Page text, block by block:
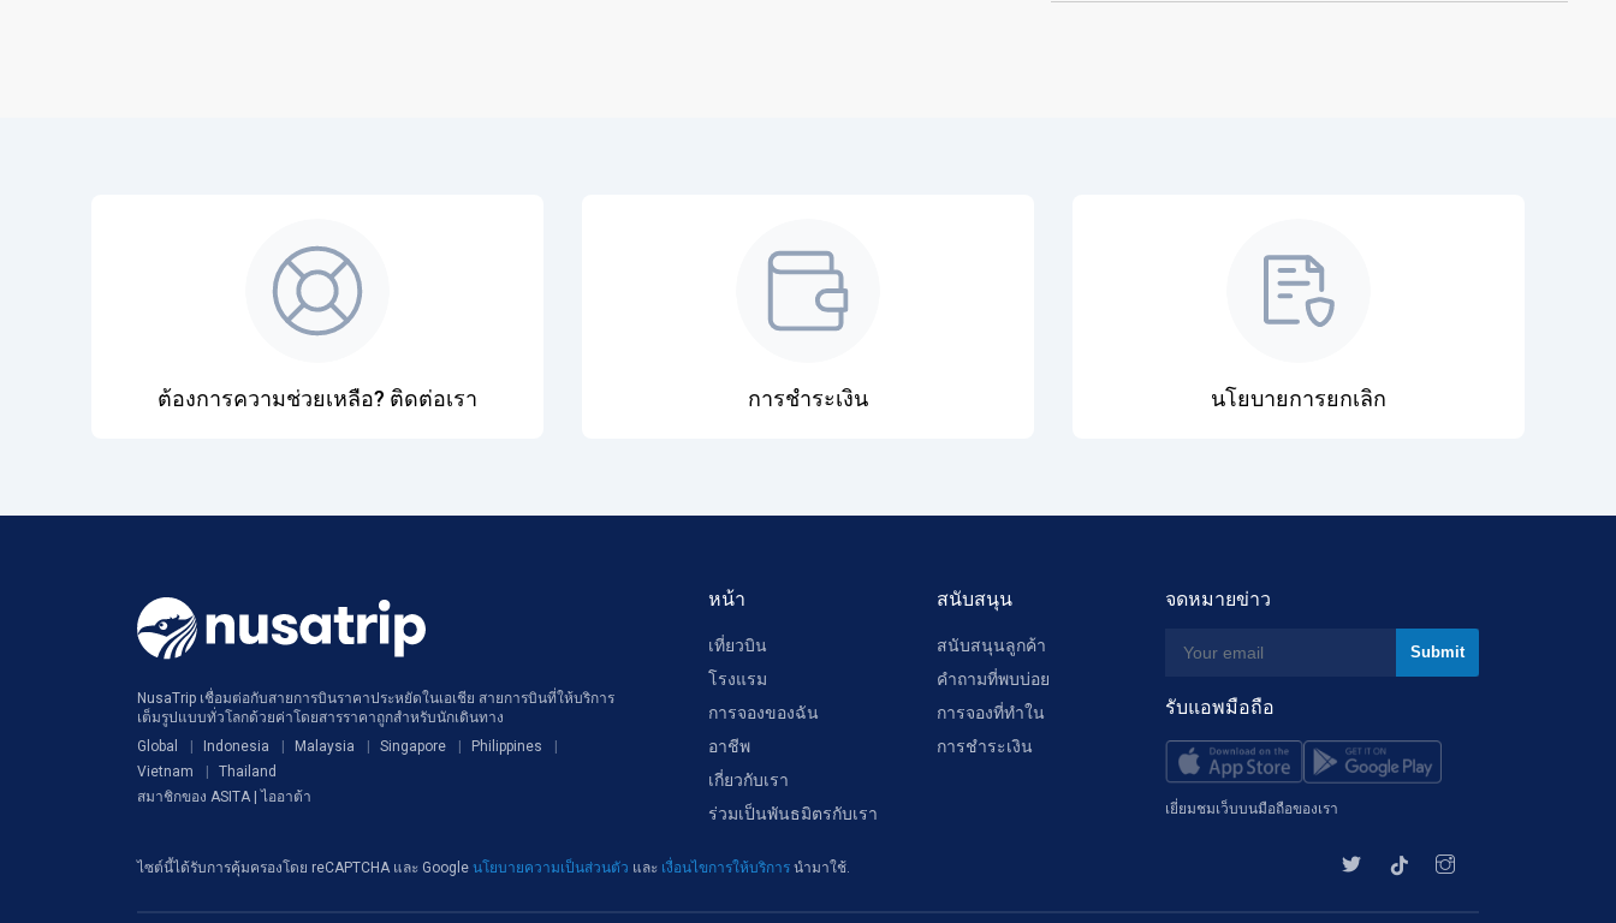
ต้องการความช่วยเหลือ? ติดต่อเรา การชำระเงิน นโยบายการยกเลิก
NusaTrip เชื่อมต่อกับสายการบินราคาประหยัดในเอเชีย สายการบินที่ให้บริการ
เต็มรูปแบบทั่วโลกด้วยค่าโดยสารราคาถูกสำหรับนักเดินทาง
Global
Indonesia Malaysia Singapore
Philippines
Vietnam
Thailand
สมาชิกของ ASITA | ไออาต้า
หน้า
เที่ยวบิน
โรงแรม
การจองของฉัน
อาชีพ
เกี่ยวกับเรา
ร่วมเป็นพันธมิตรกับเรา
สนับสนุน
สนับสนุนลูกค้า
คำถามที่พบบ่อย
การจองที่ทำใน
การชำระเงิน
จดหมายข่าว
รับแอพมือถือ
เยี่ยมชมเว็บบนมือถือของเรา
ไซต์นี้ได้รับการคุ้มครองโดย reCAPTCHA และ Google นโยบายความเป็นส่วนตัว และ เงื่อนไขการให้บริการ นำมาใช้.